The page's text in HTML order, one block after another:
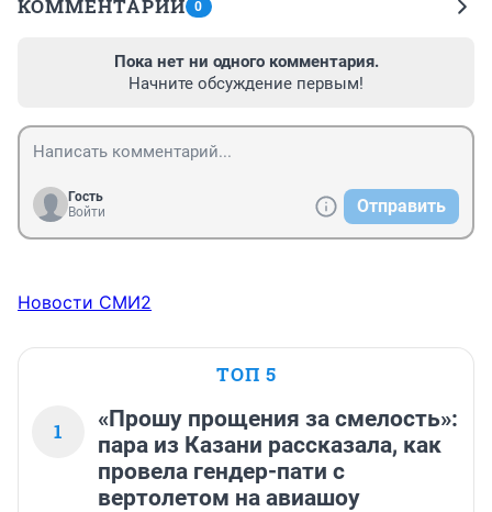
КОММЕНТАРИИ 0
Пока нет ни одного комментария.
Начните обсуждение первым!
Гость
Войти
Отправить
Новости СМИ2
ТОП 5
1
«Прошу прощения за смелость»:
пара из Казани рассказала, как
провела гендер-пати с
вертолетом на авиашоу